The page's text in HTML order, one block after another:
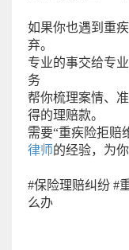
如果你也遇到重
弃。
专业的事交给专
务
帮你梳理案情、
得的理赔款。
需要“重疾险拒赔
律师的经验，为你
#保险理赔纠纷 #
么办